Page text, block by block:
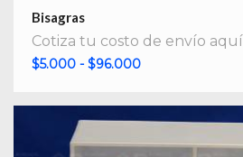
Bisagras
Cotiza tu costo de envío aquí
$5.000 - $96.000Rango
precios:
desde
$5.000